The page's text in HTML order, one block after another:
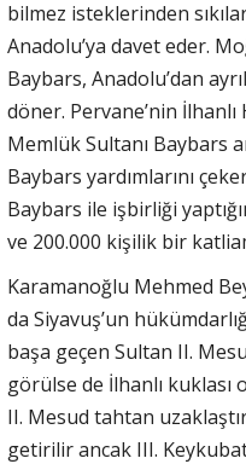
bilmez isteklerinden
Anadolu’ya davet eder.
Baybars, Anadolu’dan
döner. Pervane’nin
Memlük Sultanı Baybars
Baybars yardımlarını
Baybars ile işbirliği
ve 200.000 kişilik bir
Karamanoğlu Mehmed
da Siyavuş’un
başa geçen Sultan II.
görülse de İlhanlı
II. Mesud tahtan
getirilir ancak III.